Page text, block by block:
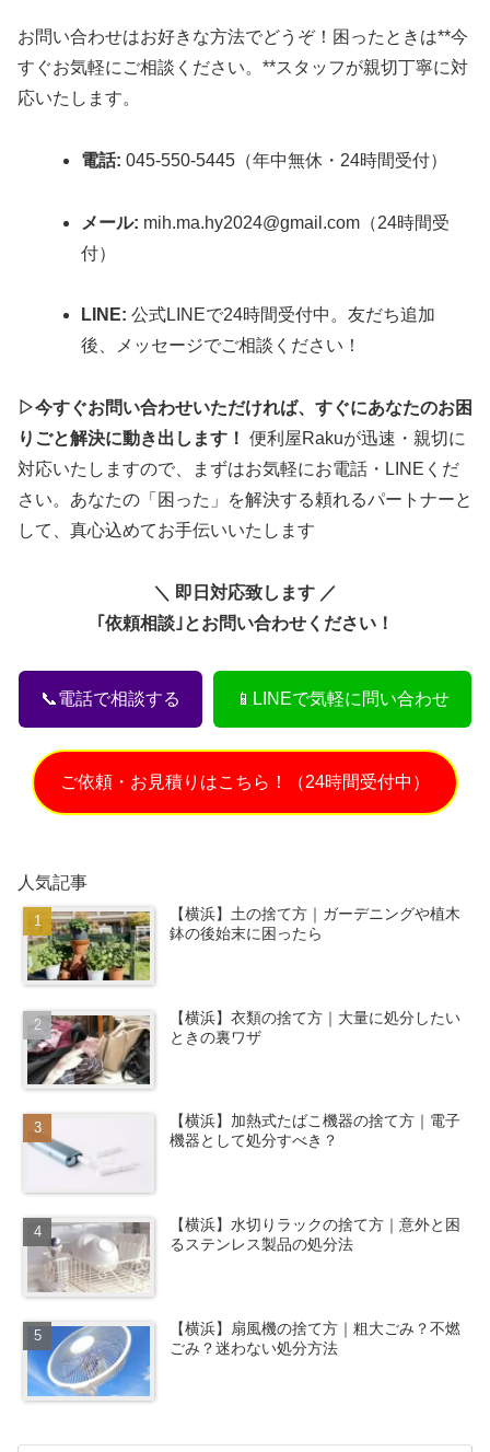
お問い合わせはお好きな方法でどうぞ！困ったときは**今
すぐお気軽にご相談ください。**スタッフが親切丁寧に対
応いたします。
電話: 045-550-5445（年中無休・24時間受付）
メール: mih.ma.hy2024@gmail.com（24時間受
付）
LINE: 公式LINEで24時間受付中。友だち追加
後、メッセージでご相談ください！
▷今すぐお問い合わせいただければ、すぐにあなたのお困
りごと解決に動き出します！ 便利屋Rakuが迅速・親切に
対応いたしますので、まずはお気軽にお電話・LINEくだ
さい。あなたの「困った」を解決する頼れるパートナーと
して、真心込めてお手伝いいたします
＼ 即日対応致します ／
｢依頼相談｣とお問い合わせください！
📞電話で相談する 📱LINEで気軽に問い合わせ
ご依頼・お見積りはこちら！（24時間受付中）
人気記事
【横浜】土の捨て方｜ガーデニングや植木
鉢の後始末に困ったら
【横浜】衣類の捨て方｜大量に処分したい
ときの裏ワザ
【横浜】加熱式たばこ機器の捨て方｜電子
機器として処分すべき？
【横浜】水切りラックの捨て方｜意外と困
るステンレス製品の処分法
【横浜】扇風機の捨て方｜粗大ごみ？不燃
ごみ？迷わない処分方法